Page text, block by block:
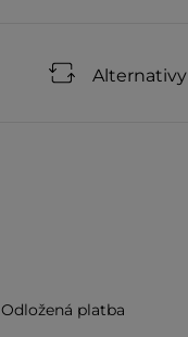
Alternativy
Odložená platba